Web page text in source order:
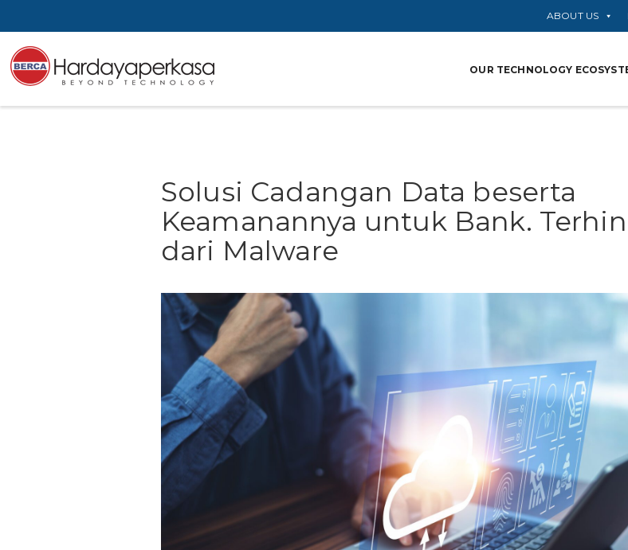
ABOUT US
OUR TECHNOLOGY
Solusi Cadangan Data beserta
Keamanannya untuk Bank.
dari Malware